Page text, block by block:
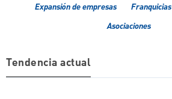
Expansión de empresas Franquicias
Asociaciones
Tendencia actual